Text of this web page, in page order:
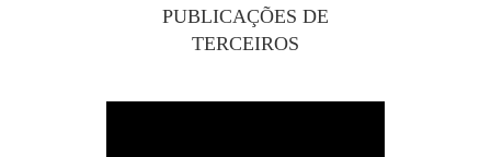
PUBLICAÇÕES DE
TERCEIROS